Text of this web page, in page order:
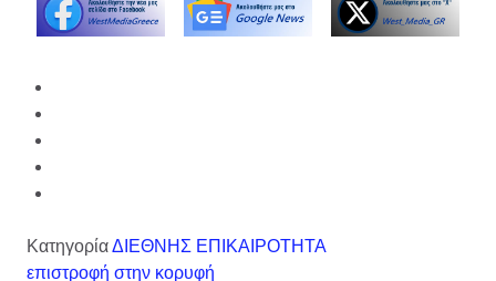
ΚατηγορίαΔΙΕΘΝΗΣ ΕΠΙΚΑΙΡΟΤΗΤΑ
επιστροφή στην κορυφή